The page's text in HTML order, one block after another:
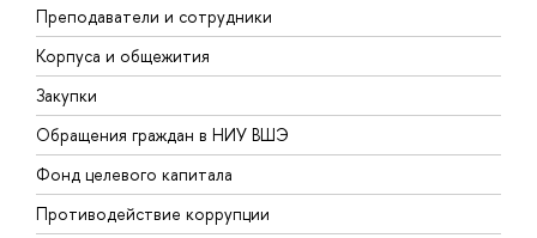
Преподаватели и сотрудники
Корпуса и общежития
Закупки
Обращения граждан в НИУ ВШЭ
Фонд целевого капитала
Противодействие коррупции